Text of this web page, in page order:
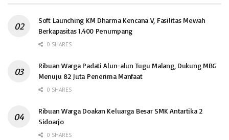
Soft Launching KM Dharma Kencana V, Fasilitas Mewah
Berkapasitas 1.400 Penumpang
0 SHARES
Ribuan Warga Padati Alun-alun Tugu Malang, Dukung MBG
Menuju 82 Juta Penerima Manfaat
0 SHARES
Ribuan Warga Doakan Keluarga Besar SMK Antartika 2
Sidoarjo
0 SHARES